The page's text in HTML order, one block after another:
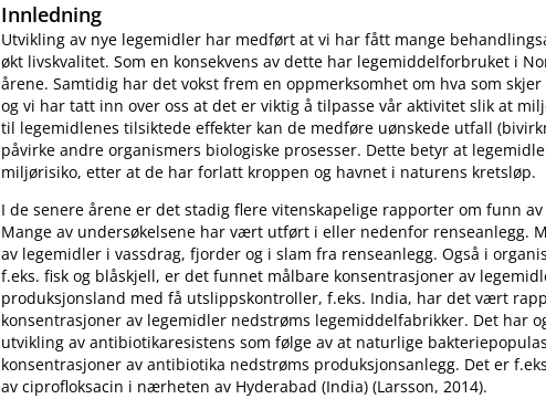
Innledning
Utvikling av nye legemidler har medført at vi har fått mange
økt livskvalitet. Som en konsekvens av dette har legemiddelforbruket i
årene. Samtidig har det vokst frem en oppmerksomhet om hva som
og vi har tatt inn over oss at det er viktig å tilpasse vår aktivitet slik at
til legemidlenes tilsiktede effekter kan de medføre uønskede utfall
påvirke andre organismers biologiske prosesser. Dette betyr at
miljørisiko, etter at de har forlatt kroppen og havnet i naturens kretsløp.
I de senere årene er det stadig flere vitenskapelige rapporter om funn
Mange av undersøkelsene har vært utført i eller nedenfor renseanlegg.
av legemidler i vassdrag, fjorder og i slam fra renseanlegg. Også i
f.eks. fisk og blåskjell, er det funnet målbare konsentrasjoner av
produksjonsland med få utslippskontroller, f.eks. India, har det vært
konsentrasjoner av legemidler nedstrøms legemiddelfabrikker. Det har
utvikling av antibiotikaresistens som følge av at naturlige
konsentrasjoner av antibiotika nedstrøms produksjonsanlegg. Det er
av ciprofloksacin i nærheten av Hyderabad (India) (Larsson, 2014).